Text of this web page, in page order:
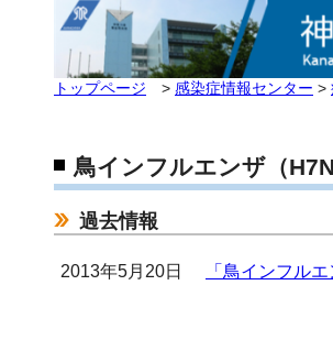
トップページ > 感染症情報センター >
鳥インフルエンザ（
過去情報
2013年5月20日 「鳥インフル